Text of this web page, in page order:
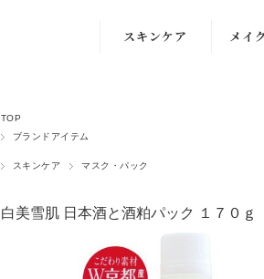
スキンケア
化粧水
乳液
メイ
パウ
TOP
ブランドアイテム
スキンケア マスク・パック
白美雪肌 日本酒と酒粕パック １７０ｇ